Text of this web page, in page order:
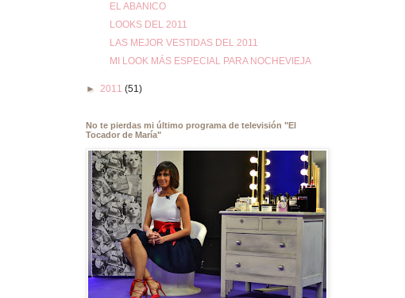
EL ABANICO
LOOKS DEL 2011
LAS MEJOR VESTIDAS DEL 2011
MI LOOK MÁS ESPECIAL PARA NOCHEVIEJA
► 2011 (51)
No te pierdas mi último programa de televisión "El
Tocador de María"